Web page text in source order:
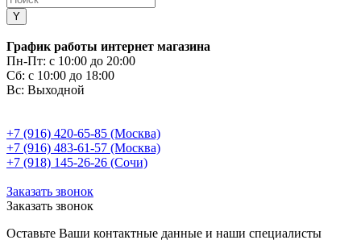
График работы интернет магазина
Пн-Пт: с 10:00 до 20:00
Сб: с 10:00 до 18:00
Вс: Выходной
+7 (916) 420-65-85 (Москва)
+7 (916) 483-61-57 (Москва)
+7 (918) 145-26-26 (Сочи)
Заказать звонок
Заказать звонок
Оставьте Ваши контактные данные и наши специалисты